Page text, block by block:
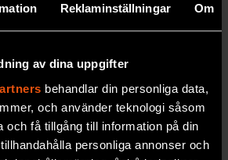
Reklaminställningar Om
av dina uppgifter
behandlar din personliga data,
och använder teknologi såsom
och få tillgång till information på din
personliga annonser och